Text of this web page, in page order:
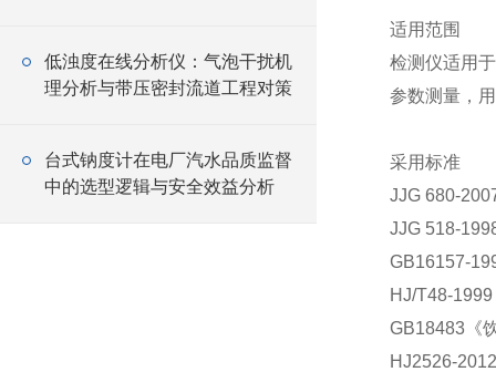
低浊度在线分析仪：气泡干扰机
理分析与带压密封流道工程对策
台式钠度计在电厂汽水品质监督
中的选型逻辑与安全效益分析
适用范围
检测仪适用
参数测量，
采用标准
JJG 680-
JJG 518-
GB16157-
HJ/T48-
GB18483《
HJ2526-